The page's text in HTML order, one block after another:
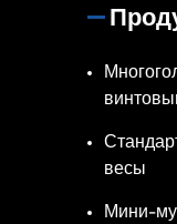
весы
Мини-